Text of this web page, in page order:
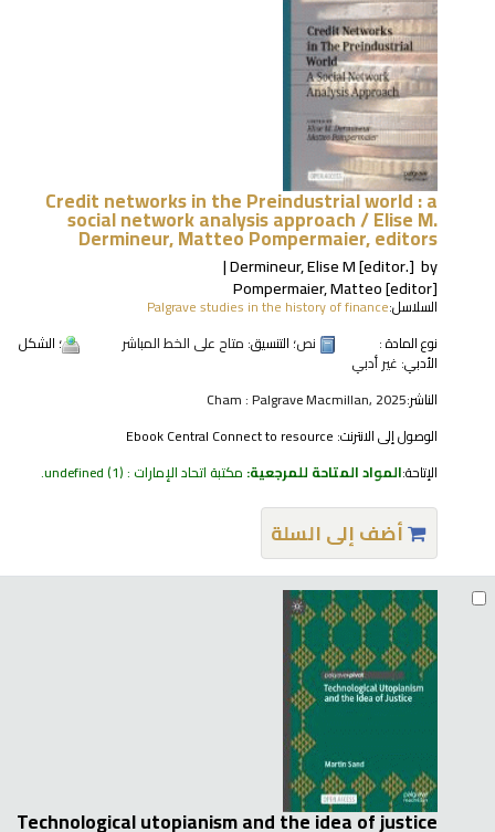
Credit networks in the Preindustrial world : a
social network analysis approach /Elise M.
Dermineur, Matteo Pompermaier, editors
by
Dermineur, Elise M[editor.]
Pompermaier, Matteo[editor]
السلاسل:Palgrave studies in the history of finance
نوع المادة :
نص؛ التنسيق: متاح على الخط المباشر ؛ الشكل
الأدبي: غير أدبي
الناشر:Cham : Palgrave Macmillan, 2025
الوصول إلى الانترنت: Ebook Central Connect to resource
الإتاحة:المواد المتاحة للمرجعية: مكتبة اتحاد الإمارات : undefined(1).
أضف إلى السلة
Technological utopianism and the idea of justice